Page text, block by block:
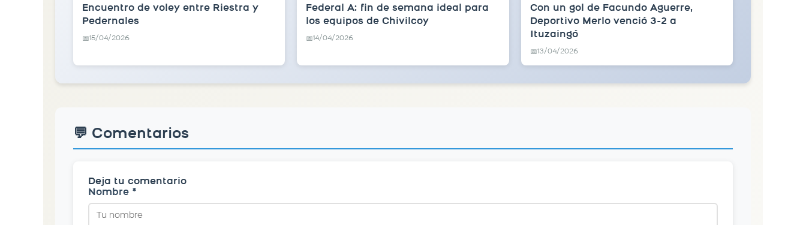
Encuentro de voley entre Riestra y
Pedernales
📅15/04/2026
Federal A: fin de semana ideal para
los equipos de Chivilcoy
📅14/04/2026
Con un gol de Facundo Aguerre,
Deportivo Merlo venció 3-2 a
Ituzaingó
📅13/04/2026
💬 Comentarios
Deja tu comentario
Nombre *